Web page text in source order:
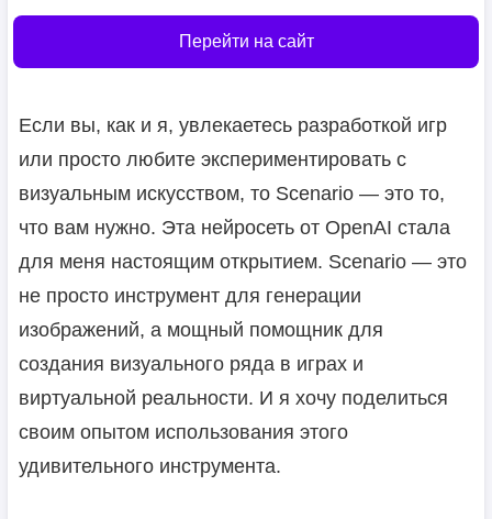
Перейти на сайт
Если вы, как и я, увлекаетесь разработкой игр
или просто любите экспериментировать с
визуальным искусством, то Scenario — это то,
что вам нужно. Эта нейросеть от OpenAI стала
для меня настоящим открытием. Scenario — это
не просто инструмент для генерации
изображений, а мощный помощник для
создания визуального ряда в играх и
виртуальной реальности. И я хочу поделиться
своим опытом использования этого
удивительного инструмента.